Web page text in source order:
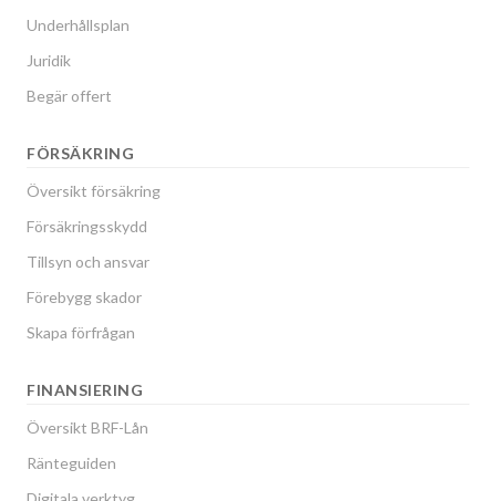
Underhållsplan
Juridik
Begär offert
FÖRSÄKRING
Översikt försäkring
Försäkringsskydd
Tillsyn och ansvar
Förebygg skador
Skapa förfrågan
FINANSIERING
Översikt BRF-Lån
Ränteguiden